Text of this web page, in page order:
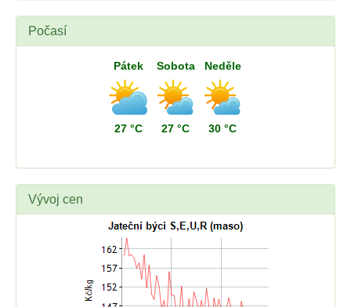
Počasí
Pátek
27 °C
Sobota
27 °C
Neděle
30 °C
Vývoj cen